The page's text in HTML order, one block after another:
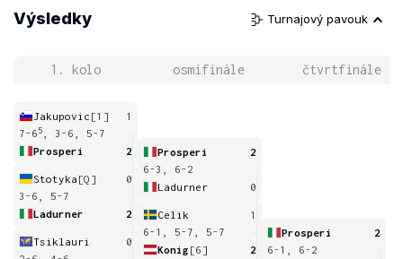
Výsledky Turnajový pavouk
1. kolo osmifinále čtvrtfinále
Jakupovic [1]
1
7-6 5
, 3-6, 5-7
Prosperi
2
Stotyka [Q]
0
3-6, 5-7
Ladurner
2
Tsiklauri
0
Prosperi
2
6-3, 6-2
Ladurner
0
Celik
1
6-1, 5-7, 5-7
Konig [6] 2
Prosperi
2
6-1, 6-2